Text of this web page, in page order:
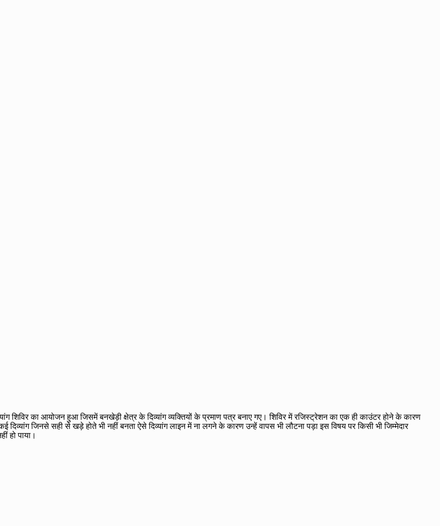
शिविर का आयोजन हुआ जिसमें बनखेड़ी क्षेत्र के दिव्यांग व्यक्तियों के प्रमाण पत्र बनाए गए। शिविर में रजिस्ट्रेशन का एक ही काउंटर होने के कारण
जिनसे सही से खड़े होते भी नहीं बनता ऐसे दिव्यांग लाइन में ना लगने के कारण उन्हें वापस भी लौटना पड़ा इस विषय पर किसी भी जिम्मेदार
हो पाया।